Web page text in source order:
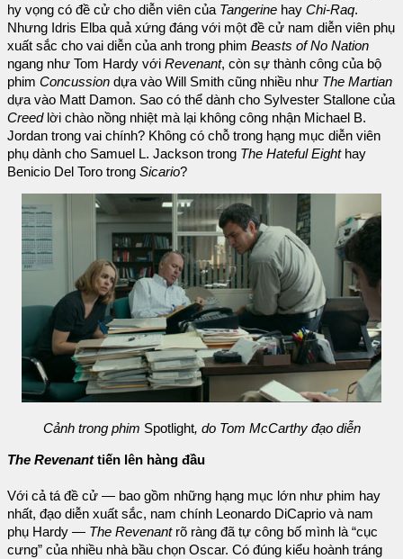
hy vọng có đề cử cho diễn viên của Tangerine hay Chi-Raq.
Nhưng Idris Elba quả xứng đáng với một đề cử nam diễn viên phụ
xuất sắc cho vai diễn của anh trong phim Beasts of No Nation
ngang như Tom Hardy với Revenant, còn sự thành công của bộ
phim Concussion dựa vào Will Smith cũng nhiều như The Martian
dựa vào Matt Damon. Sao có thể dành cho Sylvester Stallone của
Creed lời chào nồng nhiệt mà lại không công nhận Michael B.
Jordan trong vai chính? Không có chỗ trong hạng mục diễn viên
phụ dành cho Samuel L. Jackson trong The Hateful Eighthay
Benicio Del Toro trong Sicario?
Cảnh trong phim Spotlight, do Tom McCarthy đạo diễn
The Revenanttiến lên hàng đầu
Với cả tá đề cử — bao gồm những hạng mục lớn như phim hay
nhất, đạo diễn xuất sắc, nam chính Leonardo DiCaprio và nam
phụ Hardy — The Revenant rõ ràng đã tự công bố mình là “cục
cưng” của nhiều nhà bầu chọn Oscar. Có đúng kiểu hoành tráng